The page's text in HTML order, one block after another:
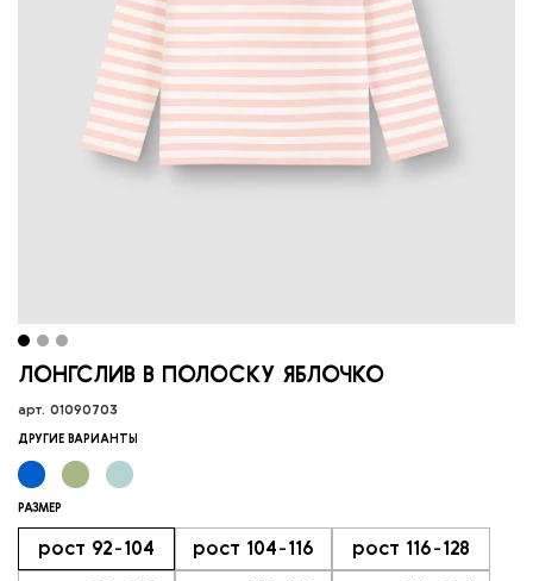
арт. 01090703
ЛОНГСЛИВ В ПОЛОСКУ ЯБЛОЧКО
ДРУГИЕ ВАРИАНТЫ
РАЗМЕР
рост 92-104 рост 104-116 рост 116-128